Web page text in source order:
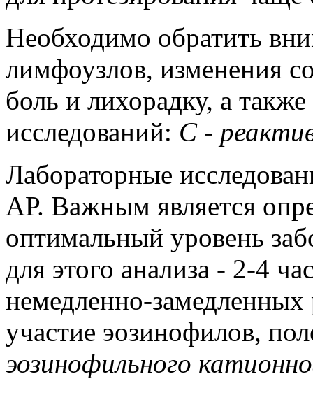
Необходимо обратить
лимфоузлов, изменения
боль и лихорадку, а
исследований: С -
Лабораторные
АР. Важным является
оптимальный уровень
для этого анализа - 2-4
немедленно-замедленных
участие эозинофилов,
эозинофильного